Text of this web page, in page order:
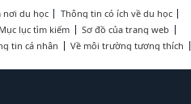
nơi du học
Thông tin có ích về du học
Mục lục tìm kiếm
Sơ đồ của trang web
tin cá nhân Về môi trường tương thích